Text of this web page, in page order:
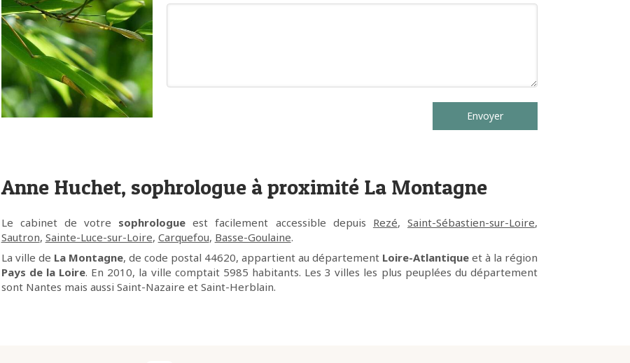
Envoyer
Anne Huchet, sophrologue à proximité La Montagne
Le cabinet de votre sophrologue est facilement accessible depuis Rezé, Saint-Sébastien-sur-Loire,
Sautron, Sainte-Luce-sur-Loire, Carquefou, Basse-Goulaine.
La ville de La Montagne, de code postal 44620, appartient au département Loire-Atlantiqueet à la région
Pays de la Loire. En 2010, la ville comptait 5985 habitants. Les 3 villes les plus peuplées du département
sont Nantes mais aussi Saint-Nazaire et Saint-Herblain.